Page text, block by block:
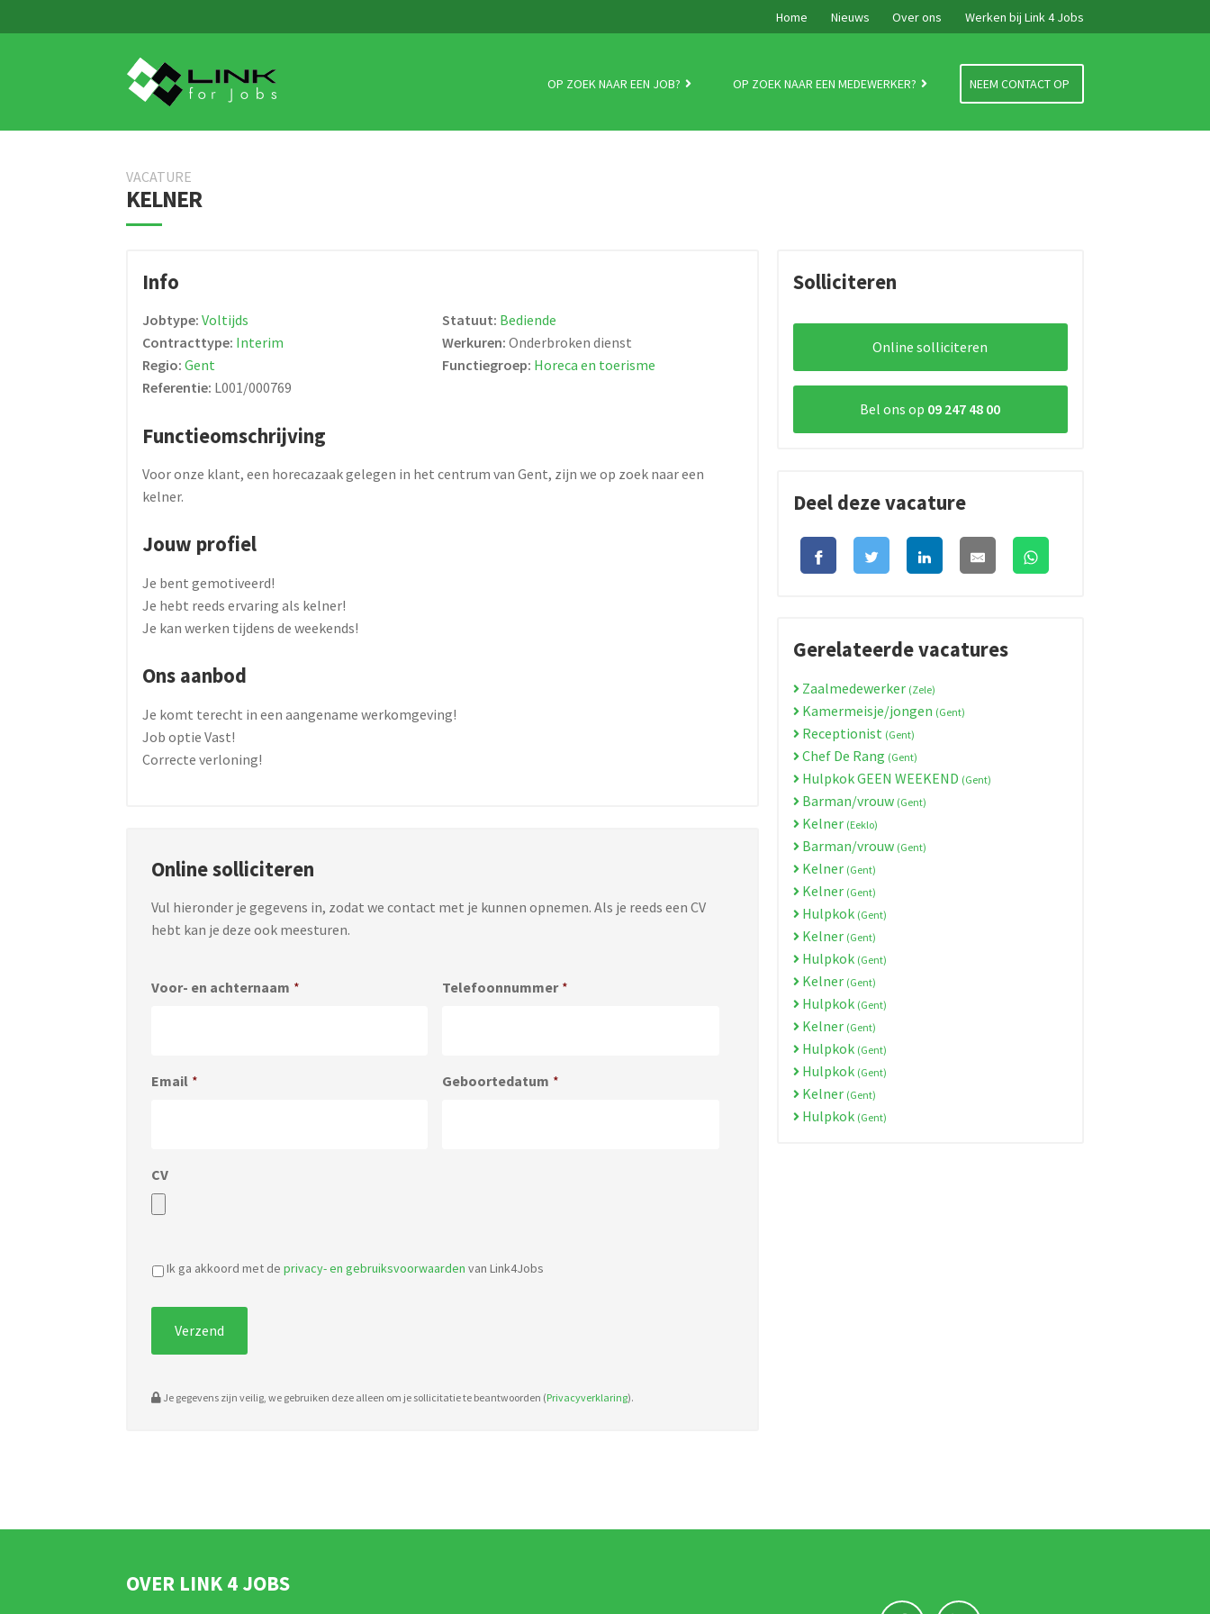
Home Nieuws Over ons Werken bij Link 4 Jobs
to
navigation
to
content
OP ZOEK NAAR EEN JOB? OP ZOEK NAAR EEN MEDEWERKER? NEEM CONTACT OP
VACATURE
KELNER
Info
Jobtype:Voltijds Statuut: Bediende
Contracttype: Interim Werkuren:Onderbroken dienst
Regio:Gent Functiegroep: Horeca en toerisme
Referentie: L001/000769
Functieomschrijving
Voor onze klant, een horecazaak gelegen in het centrum van Gent, zijn we op zoek naar een
kelner.
Jouw profiel
Je bent gemotiveerd!
Je hebt reeds ervaring als kelner!
Je kan werken tijdens de weekends!
Ons aanbod
Je komt terecht in een aangename werkomgeving!
Job optie Vast!
Correcte verloning!
Online solliciteren
Vul hieronder je gegevens in, zodat we contact met je kunnen opnemen. Als je reeds een CV
hebt kan je deze ook meesturen.
Voor- en achternaam * Telefoonnummer *
Email * Geboortedatum *
CV
pdf,
Ik ga akkoord met de privacy- en gebruiksvoorwaarden van Link4Jobs
Je gegevens zijn veilig, we gebruiken deze alleen om je sollicitatie te beantwoorden (Privacyverklaring).
Solliciteren
Online solliciteren
Bel ons op 09 247 48 00
Deel deze vacature
Gerelateerde vacatures
Zaalmedewerker (Zele)
Kamermeisje/jongen (Gent)
Receptionist (Gent)
Chef De Rang (Gent)
Hulpkok GEEN WEEKEND (Gent)
Barman/vrouw (Gent)
Kelner (Eeklo)
Barman/vrouw (Gent)
Kelner (Gent)
Kelner (Gent)
Hulpkok (Gent)
Kelner (Gent)
Hulpkok (Gent)
Kelner (Gent)
Hulpkok (Gent)
Kelner (Gent)
Hulpkok (Gent)
Hulpkok (Gent)
Kelner (Gent)
Hulpkok (Gent)
OVER LINK 4 JOBS